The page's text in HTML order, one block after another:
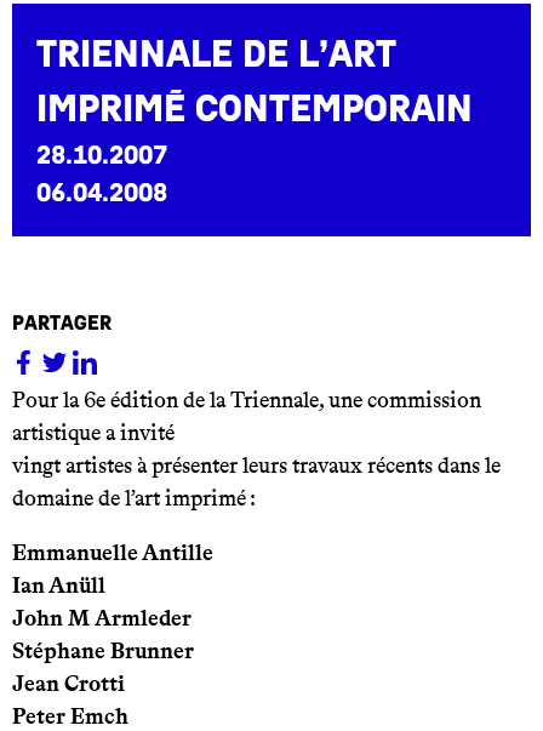
Triennale de l’art
imprimé contemporain
28.10.2007
06.04.2008
partager
Pour la 6e édition de la Triennale, une commission
artistique a invité
vingt artistes à présenter leurs travaux récents dans le
domaine de l’art imprimé :
Emmanuelle Antille
Ian Anüll
John M Armleder
Stéphane Brunner
Jean Crotti
Peter Emch